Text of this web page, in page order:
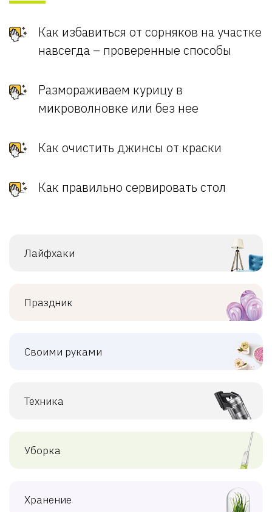
Как избавиться от сорняков на участке
навсегда – проверенные способы
Размораживаем курицу в
микроволновке или без нее
Как очистить джинсы от краски
Как правильно сервировать стол
Лайфхаки
Праздник
Своими руками
Техника
Уборка
Хранение